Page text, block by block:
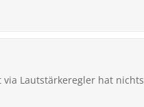
Lautstärkeregler hat nichts